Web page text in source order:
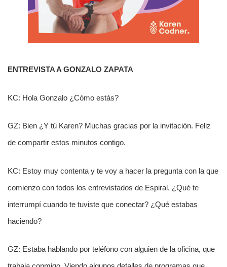
ENTREVISTA A GONZALO ZAPATA
KC: Hola Gonzalo ¿Cómo estás?
GZ: Bien ¿Y tú Karen? Muchas gracias por la invitación. Feliz
de compartir estos minutos contigo.
KC: Estoy muy contenta y te voy a hacer la pregunta con la que
comienzo con todos los entrevistados de Espiral. ¿Qué te
interrumpí cuando te tuviste que conectar? ¿Qué estabas
haciendo?
GZ: Estaba hablando por teléfono con alguien de la oficina, que